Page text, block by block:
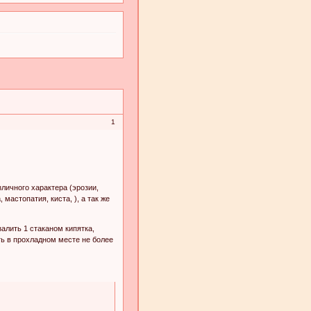
1
характера (эрозии,
киста, ), а так же
1 стаканом кипятка,
в прохладном месте не более